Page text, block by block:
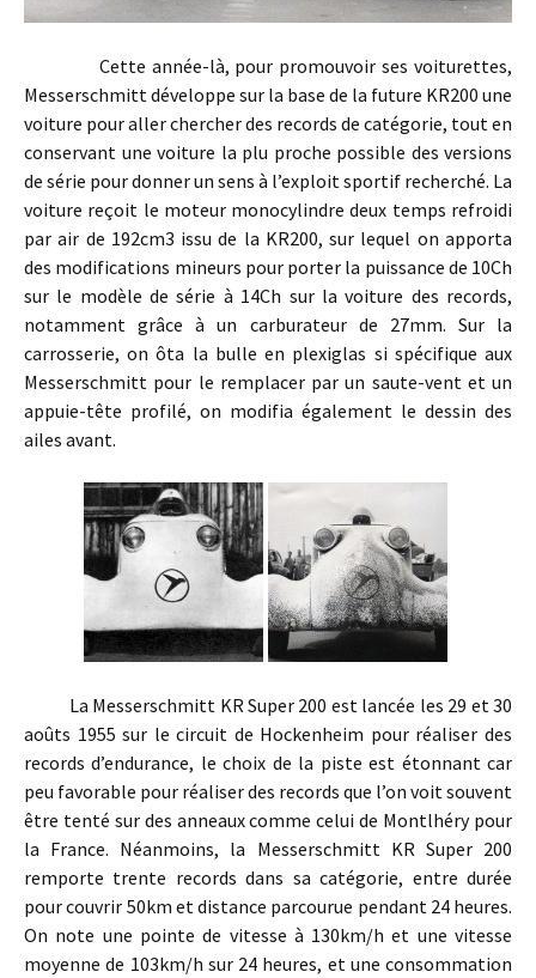
Cette année-là, pour promouvoir ses voiturettes,
Messerschmitt développe sur la base de la future KR200 une
voiture pour aller chercher des records de catégorie, tout en
conservant une voiture la plu proche possible des versions
de série pour donner un sens à l’exploit sportif recherché. La
voiture reçoit le moteur monocylindre deux temps refroidi
par air de 192cm3 issu de la KR200, sur lequel on apporta
des modifications mineurs pour porter la puissance de 10Ch
sur le modèle de série à 14Ch sur la voiture des records,
notamment grâce à un carburateur de 27mm. Sur la
carrosserie, on ôta la bulle en plexiglas si spécifique aux
Messerschmitt pour le remplacer par un saute-vent et un
appuie-tête profilé, on modifia également le dessin des
ailes avant.
La Messerschmitt KR Super 200 est lancée les 29 et 30
aoûts 1955 sur le circuit de Hockenheim pour réaliser des
records d’endurance, le choix de la piste est étonnant car
peu favorable pour réaliser des records que l’on voit souvent
être tenté sur des anneaux comme celui de Montlhéry pour
la France. Néanmoins, la Messerschmitt KR Super 200
remporte trente records dans sa catégorie, entre durée
pour couvrir 50km et distance parcourue pendant 24 heures.
On note une pointe de vitesse à 130km/h et une vitesse
moyenne de 103km/h sur 24 heures, et une consommation